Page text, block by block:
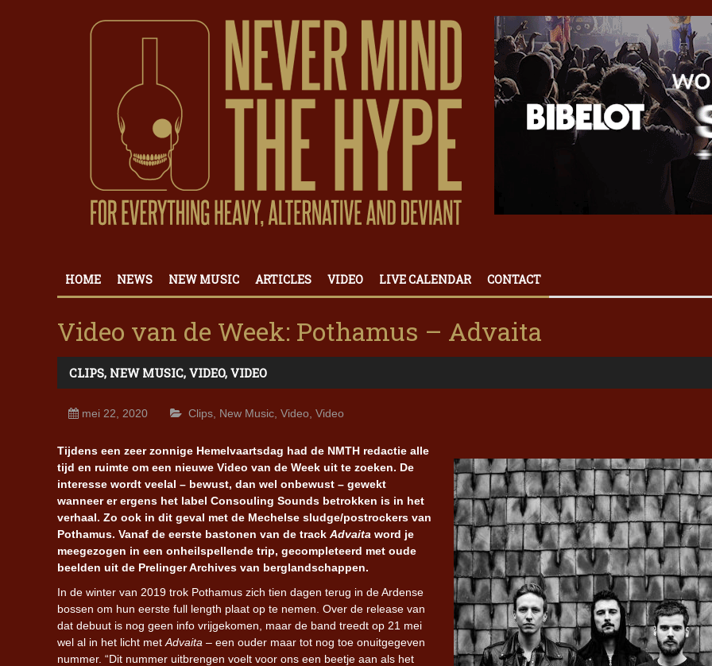
HOME NEWS NEW MUSIC ARTICLES VIDEO LIVE CALENDAR CONTACT
Video van de Week: Pothamus – Advaita
CLIPS, NEW MUSIC, VIDEO, VIDEO
mei 22, 2020 Clips New Music Video Video
Tijdens een zeer zonnige Hemelvaartsdag had de NMTH redactie alle
tijd en ruimte om een nieuwe Video van de Week uit te zoeken. De
interesse wordt veelal – bewust, dan wel onbewust – gewekt
wanneer er ergens het label Consouling Sounds betrokken is in het
verhaal. Zo ook in dit geval met de Mechelse sludge/postrockers van
Pothamus. Vanaf de eerste bastonen van de track Advaita word je
meegezogen in een onheilspellende trip, gecompleteerd met oude
beelden uit de Prelinger Archives van berglandschappen.
In de winter van 2019 trok Pothamus zich tien dagen terug in de Ardense
bossen om hun eerste full length plaat op te nemen. Over de release van
dat debuut is nog geen info vrijgekomen, maar de band treedt op 21 mei
wel al in het licht met Advaita – een ouder maar tot nog toe onuitgegeven
nummer. “Dit nummer uitbrengen voelt voor ons een beetje aan als het